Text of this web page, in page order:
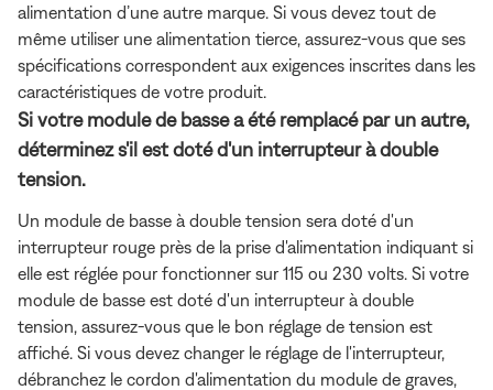
alimentation d’une autre marque. Si vous devez tout de
même utiliser une alimentation tierce, assurez-vous que ses
spécifications correspondent aux exigences inscrites dans les
caractéristiques de votre produit.
Si votre module de basse a été remplacé par un autre,
déterminez s'il est doté d'un interrupteur à double
tension.
Un module de basse à double tension sera doté d'un
interrupteur rouge près de la prise d'alimentation indiquant si
elle est réglée pour fonctionner sur 115 ou 230 volts. Si votre
module de basse est doté d'un interrupteur à double
tension, assurez-vous que le bon réglage de tension est
affiché. Si vous devez changer le réglage de l'interrupteur,
débranchez le cordon d'alimentation du module de graves,